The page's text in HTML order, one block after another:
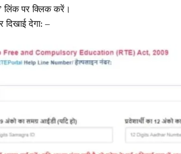
लिंक पर क्लिक करें।
देगा: –